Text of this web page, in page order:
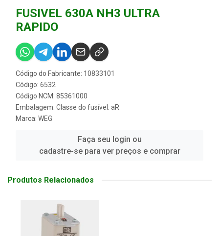
FUSIVEL 630A NH3 ULTRA
RAPIDO
Código do Fabricante: 10833101
Código: 6532
Código NCM: 85361000
Embalagem: Classe do fusível: aR
Marca: WEG
Faça seu login ou
cadastre-se para ver preços e comprar
Produtos Relacionados